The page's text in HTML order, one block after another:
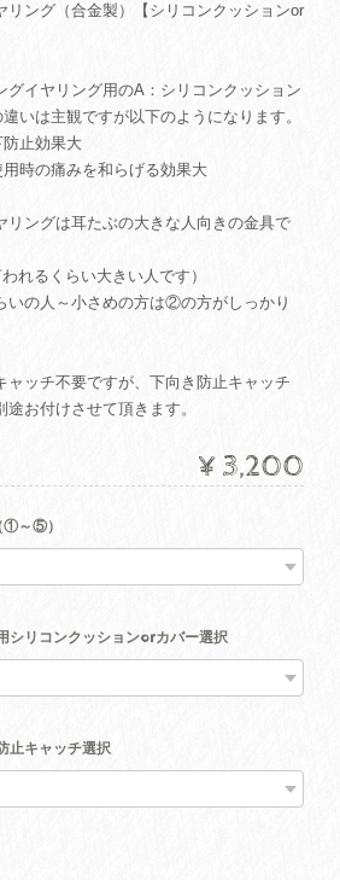
ング（合金製）【シリコンクッションor
イヤリング用のA：シリコンクッション
いは主観ですが以下のようになります。
止効果大
時の痛みを和らげる効果大
ングは耳たぶの大きな人向きの金具で
われるくらい大きい人です）
いの人～小さめの方は②の方がしっかり
ッチ不要ですが、下向き防止キャッチ
お付けさせて頂きます。
¥3,200
①～⑤）
リコンクッションorカバー選択
止キャッチ選択